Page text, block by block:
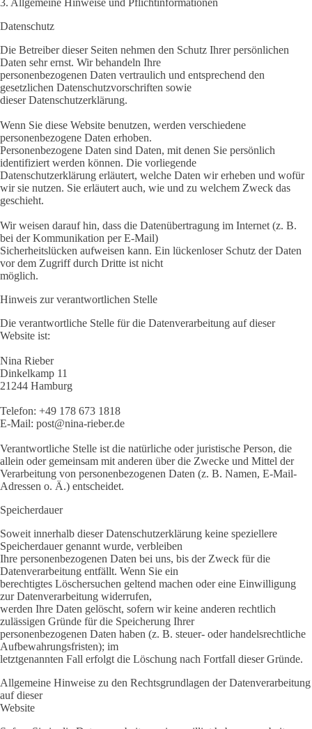
3. Allgemeine Hinweise und Pflichtinformationen
Datenschutz
Die Betreiber dieser Seiten nehmen den Schutz Ihrer persönlichen
Daten sehr ernst. Wir behandeln Ihre
personenbezogenen Daten vertraulich und entsprechend den
gesetzlichen Datenschutzvorschriften sowie
dieser Datenschutzerklärung.
Wenn Sie diese Website benutzen, werden verschiedene
personenbezogene Daten erhoben.
Personenbezogene Daten sind Daten, mit denen Sie persönlich
identifiziert werden können. Die vorliegende
Datenschutzerklärung erläutert, welche Daten wir erheben und wofür
wir sie nutzen. Sie erläutert auch, wie und zu welchem Zweck das
geschieht.
Wir weisen darauf hin, dass die Datenübertragung im Internet (z. B.
bei der Kommunikation per E-Mail)
Sicherheitslücken aufweisen kann. Ein lückenloser Schutz der Daten
vor dem Zugriff durch Dritte ist nicht
möglich.
Hinweis zur verantwortlichen Stelle
Die verantwortliche Stelle für die Datenverarbeitung auf dieser
Website ist:
Nina Rieber
Dinkelkamp 11
21244 Hamburg
Telefon: +49 178 673 1818
E-Mail: post@nina-rieber.de
Verantwortliche Stelle ist die natürliche oder juristische Person, die
allein oder gemeinsam mit anderen über die Zwecke und Mittel der
Verarbeitung von personenbezogenen Daten (z. B. Namen, E-Mail-
Adressen o. Ä.) entscheidet.
Speicherdauer
Soweit innerhalb dieser Datenschutzerklärung keine speziellere
Speicherdauer genannt wurde, verbleiben
Ihre personenbezogenen Daten bei uns, bis der Zweck für die
Datenverarbeitung entfällt. Wenn Sie ein
berechtigtes Löschersuchen geltend machen oder eine Einwilligung
zur Datenverarbeitung widerrufen,
werden Ihre Daten gelöscht, sofern wir keine anderen rechtlich
zulässigen Gründe für die Speicherung Ihrer
personenbezogenen Daten haben (z. B. steuer- oder handelsrechtliche
Aufbewahrungsfristen); im
letztgenannten Fall erfolgt die Löschung nach Fortfall dieser Gründe.
Allgemeine Hinweise zu den Rechtsgrundlagen der Datenverarbeitung
auf dieser
Website